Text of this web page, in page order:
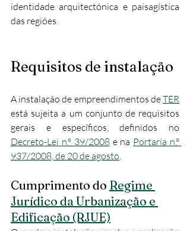
identidade arquitectónica e paisagística
das regiões.
Requisitos de instalação
A instalação de empreendimentos de TER
está sujeita a um conjunto de requisitos
Decreto-Lei n.º 39/2008 e na Portaria n.º
937/2008, de 20 de agosto.
Cumprimento do Regime
Jurídico da Urbanização e
Edificação (RJUE)